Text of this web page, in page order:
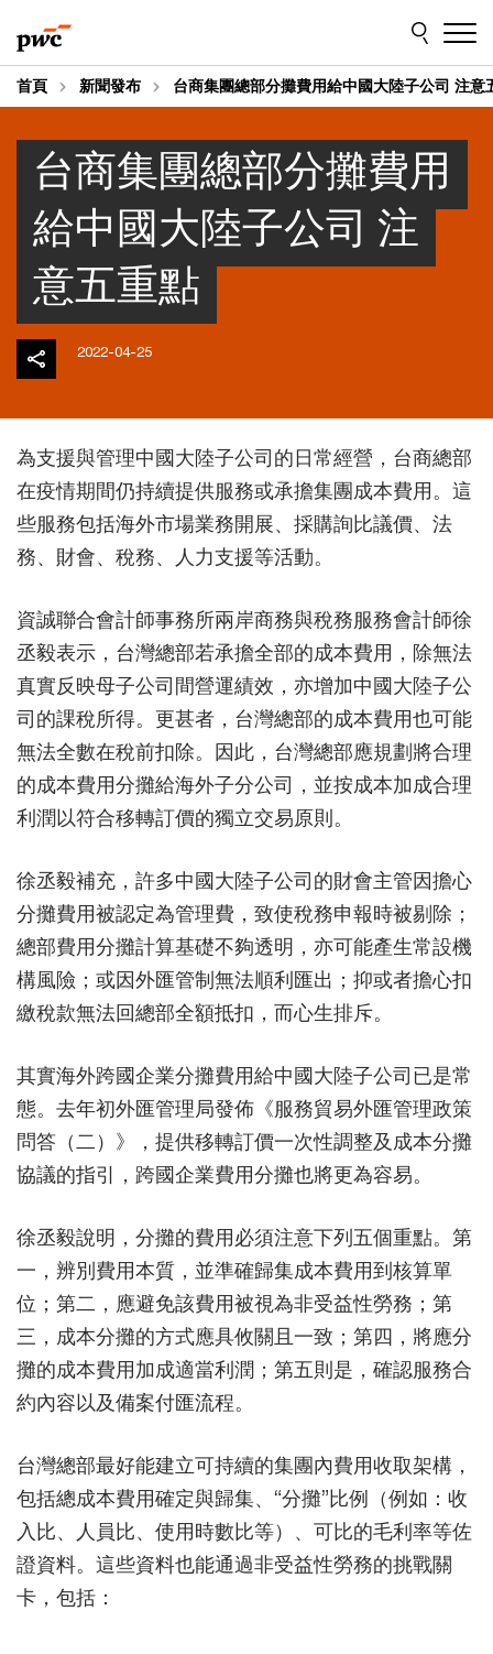
to
content
to
footer
首頁 新聞發布 台商集團總部分攤費用給中國大陸子公司 注意
台商集團總部分攤費用
給中國大陸子公司 注
意五重點
2022-04-25
為支援與管理中國大陸子公司的日常經營，台商總部
在疫情期間仍持續提供服務或承擔集團成本費用。這
些服務包括海外市場業務開展、採購詢比議價、法
務、財會、稅務、人力支援等活動。
資誠聯合會計師事務所兩岸商務與稅務服務會計師徐
丞毅表示，台灣總部若承擔全部的成本費用，除無法
真實反映母子公司間營運績效，亦增加中國大陸子公
司的課稅所得。更甚者，台灣總部的成本費用也可能
無法全數在稅前扣除。因此，台灣總部應規劃將合理
的成本費用分攤給海外子分公司，並按成本加成合理
利潤以符合移轉訂價的獨立交易原則。
徐丞毅補充，許多中國大陸子公司的財會主管因擔心
分攤費用被認定為管理費，致使稅務申報時被剔除；
總部費用分攤計算基礎不夠透明，亦可能產生常設機
構風險；或因外匯管制無法順利匯出；抑或者擔心扣
繳稅款無法回總部全額抵扣，而心生排斥。
其實海外跨國企業分攤費用給中國大陸子公司已是常
態。去年初外匯管理局發佈《服務貿易外匯管理政策
問答（二）》，提供移轉訂價一次性調整及成本分攤
協議的指引，跨國企業費用分攤也將更為容易。
徐丞毅說明，分攤的費用必須注意下列五個重點。第
一，辨別費用本質，並準確歸集成本費用到核算單
位；第二，應避免該費用被視為非受益性勞務；第
三，成本分攤的方式應具攸關且一致；第四，將應分
攤的成本費用加成適當利潤；第五則是，確認服務合
約內容以及備案付匯流程。
台灣總部最好能建立可持續的集團內費用收取架構，
包括總成本費用確定與歸集、“分攤”比例（例如：收
入比、人員比、使用時數比等）、可比的毛利率等佐
證資料。這些資料也能通過非受益性勞務的挑戰關
卡，包括：